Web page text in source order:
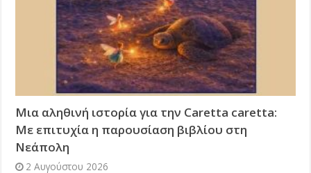
Μια αληθινή ιστορία για την Caretta caretta:
Με επιτυχία η παρουσίαση βιβλίου στη
Νεάπολη
2 Αυγούστου 2026